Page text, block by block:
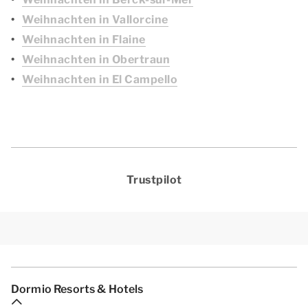
Weihnachten in Vallorcine
Weihnachten in Flaine
Weihnachten in Obertraun
Weihnachten in El Campello
Trustpilot
Dormio Resorts & Hotels